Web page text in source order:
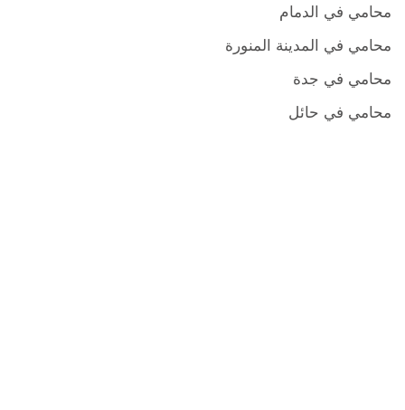
محامي في الدمام
محامي في المدينة المنورة
محامي في جدة
محامي في حائل